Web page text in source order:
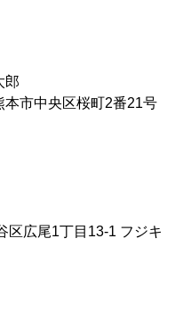
郎
市中央区桜町2番21号
区広尾1丁目13-1 フジキ